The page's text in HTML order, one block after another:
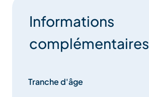
Informations
complémentaires
Tranche d'âge